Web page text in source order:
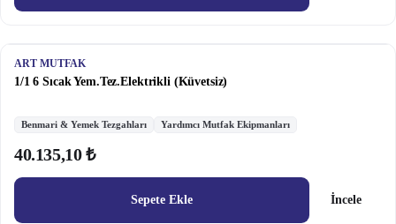
ART MUTFAK
1/1 6 Sıcak Yem.Tez.Elektrikli (Küvetsiz)
Benmari & Yemek Tezgahları Yardımcı Mutfak Ekipmanları
40.135,10 ₺
Sepete Ekle İncele